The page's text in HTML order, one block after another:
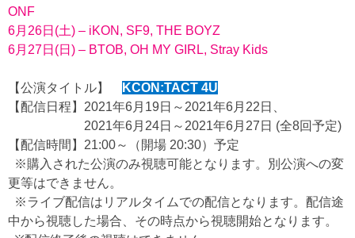
ONF
6月26日(土) – iKON, SF9, THE BOYZ
6月27日(日) – BTOB, OH MY GIRL, Stray Kids
【公演タイトル】
KCON:TACT 4U
【配信日程】2021年6月19日～2021年6月22日、
2021年6月24日～2021年6月27日 (全8回予定)
【配信時間】21:00～（開場 20:30）予定
※購入された公演のみ視聴可能となります。別公演への変
更等はできません。
※ライブ配信はリアルタイムでの配信となります。配信途
中から視聴した場合、その時点から視聴開始となります。